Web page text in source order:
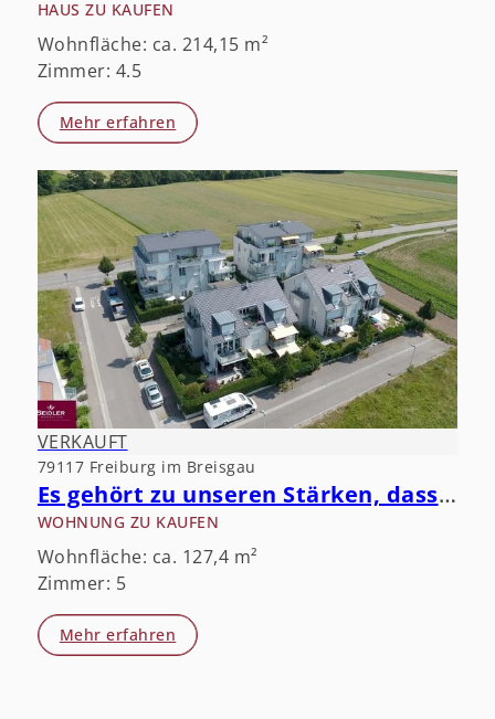
HAUS ZU KAUFEN
Wohnfläche: ca. 214,15 m²
Zimmer: 4.5
Mehr erfahren
VERKAUFT
79117 Freiburg im Breisgau
Es gehört zu unseren Stärken, dass Sie schwach werden.
WOHNUNG ZU KAUFEN
Wohnfläche: ca. 127,4 m²
Zimmer: 5
Mehr erfahren